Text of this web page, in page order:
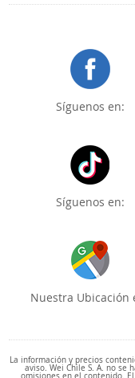
Síguenos en:
Síguenos en:
Nuestra Ubicación
La información y precios
aviso. Wei Chile S. A. no se
omisiones en el contenido.